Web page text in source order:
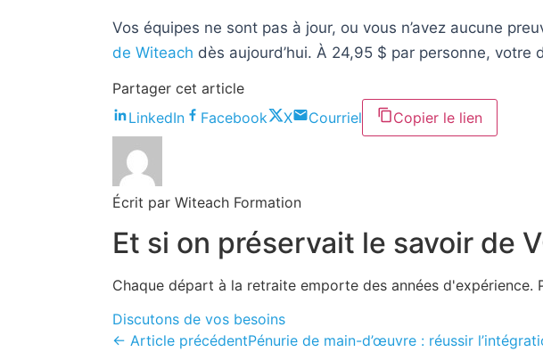
Vos équipes ne sont pas à jour, ou vous n’avez aucune
de Witeach dès aujourd’hui. À 24,95 $ par personne,
Partager cet article
LinkedIn
Facebook X Courriel Copier le lien
Écrit par Witeach Formation
Et si on préservait le savoir de
Chaque départ à la retraite emporte des années
Discutons de vos besoins
← Article précédentPénurie de main-d’œuvre : réussir